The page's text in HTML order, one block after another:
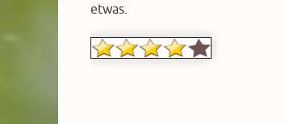
etwas.